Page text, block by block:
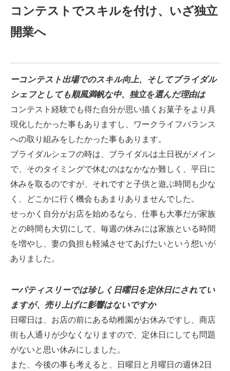
コンテストでスキルを付け、いざ独立
開業へ
ーコンテスト出場でのスキル向上、そしてブライダル
シェフとしても順風満帆な中、独立を選んだ理由は
コンテスト経験でも得た自分が思い描くお菓子をより具
現化したかった事もありますし、ワークライフバランス
への取り組みをしたかった事もあります。
ブライダルシェフの時は、ブライダルは土日祝がメイン
で、そのタイミングで休むのはなかなか難しく、平日に
休みを取るのですが、それですと子供と遊ぶ時間も少な
く、どこかに行く機会もあまりありませんでした。
せっかく自分がお店を始めるなら、仕事も大事だが家族
との時間も大切にして、毎週の休みには家族といる時間
を増やし、妻の負担も軽減させてあげたいという想いが
ありました。
ーパティスリーでは珍しく日曜日を定休日にされてい
ますが、売り上げに影響はないですか
日曜日は、お店の前にある幼稚園がお休みですし、商店
街も人通りが少なくなりますので、定休日にしても問題
がないと思い休みにしました。
また、今後の事も考えると、日曜日と月曜日の週休2日